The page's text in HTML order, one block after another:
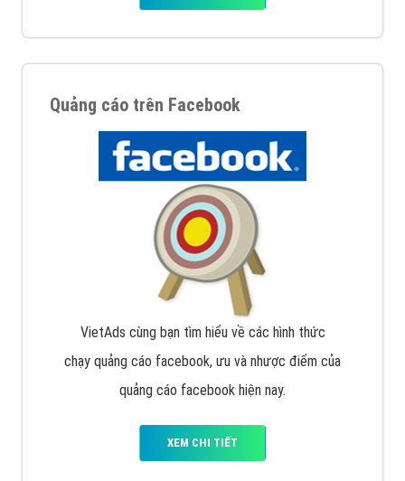
Quảng cáo trên Facebook
VietAds cùng bạn tìm hiểu về các hình thức
chạy quảng cáo facebook, ưu và nhược điểm của
quảng cáo facebook hiện nay.
XEM CHI TIẾT